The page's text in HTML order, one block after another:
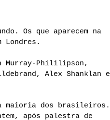
Os que aparecem na
Murray-Phililipson,
Alex Shanklan e
a maioria dos brasileiros.
após palestra de